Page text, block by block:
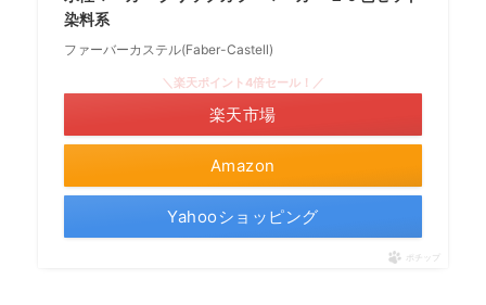
染料系
ファーバーカステル(Faber-Castell)
Amazon
＼楽天ポイント4倍セール！／
楽天市場
Yahooショッピング
ポチップ